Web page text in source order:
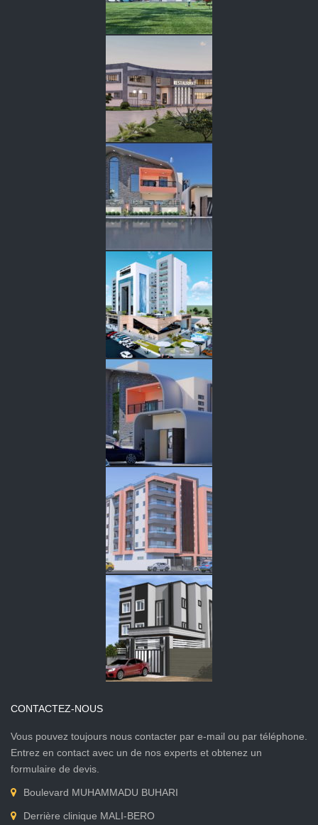
CONTACTEZ-NOUS
Vous pouvez toujours nous contacter par e-mail ou par téléphone.
Entrez en contact avec un de nos experts et obtenez un
formulaire de devis.
Boulevard MUHAMMADU BUHARI
Derrière clinique MALI-BERO